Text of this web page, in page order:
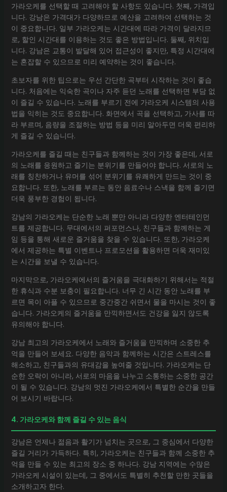
가라오케를 선택할 때 고려해야 할 사항도 있습니다. 첫째, 가격입
니다. 강남은 가격대가 다양하므로 예산을 고려하여 선택하는 것
이 중요합니다. 일부 가라오케는 시간대에 따라 가격이 달라지므
로, 할인 시간대를 이용하는 것도 좋은 방법입니다. 둘째, 위치입
니다. 강남은 교통이 발달해 있어 접근성이 좋지만, 특정 시간대에
는 혼잡할 수 있으므로 미리 예약하는 것이 좋습니다.
초보자를 위한 팁으로는 우선 간단한 곡부터 시작하는 것이 좋습
니다. 처음에는 익숙한 곡이나 자주 듣던 노래를 선택하면 부담 없
이 즐길 수 있습니다. 노래를 부르기 전에 가라오케 시스템의 사용
법을 익히는 것도 중요합니다. 화면에서 곡을 선택하고, 가사를 따
라 부르며, 음량을 조절하는 방법 등을 미리 알아두면 더욱 편리하
게 즐길 수 있습니다.
가라오케를 즐길 때는 친구들과 함께하는 것이 가장 좋은데, 서로
의 노래를 응원하고 즐기는 분위기를 만들어야 합니다. 서로의 노
래를 칭찬하거나 유머를 섞어 분위기를 유쾌하게 만드는 것이 중
요합니다. 또한, 노래를 부르는 동안 음료수나 스낵을 함께 즐기면
더욱 풍부한 경험이 됩니다.
강남의 가라오케는 단순한 노래 뿐만 아니라 다양한 엔터테인먼
트를 제공합니다. 무대에서의 퍼포먼스나, 친구들과 함께하는 게
임 등을 통해 새로운 즐거움을 찾을 수 있습니다. 또한, 가라오케
에서 제공하는 특별 이벤트나 프로모션을 활용하면 더욱 재미있
는 시간을 보낼 수 있습니다.
마지막으로, 가라오케에서의 즐거움을 극대화하기 위해서는 적절
한 휴식과 수분 보충이 필요합니다. 너무 긴 시간 동안 노래를 부
르면 목이 아플 수 있으므로 중간중간 쉬면서 물을 마시는 것이 좋
습니다. 가라오케의 즐거움을 만끽하면서도 건강을 잃지 않도록
유의해야 합니다.
강남 최고의 가라오케에서 노래와 즐거움을 만끽하며 소중한 추
억을 만들어 보세요. 다양한 음악과 함께하는 시간은 스트레스를
해소하고, 친구들과의 유대감을 높여줄 것입니다. 가라오케는 단
순한 오락이 아니라, 서로의 마음을 나누고 소통하는 소중한 공간
이 될 수 있습니다. 강남의 멋진 가라오케에서 특별한 순간을 만들
어 보시기 바랍니다.
4. 가라오케와 함께 즐길 수 있는 음식
강남은 언제나 젊음과 활기가 넘치는 곳으로, 그 중심에서 다양한
즐길 거리가 가득하다. 특히, 가라오케는 친구들과 함께 소중한 추
억을 만들 수 있는 최고의 장소 중 하나다. 강남 지역에는 수많은
가라오케 시설이 있는데, 그 중에서도 특별히 추천할 만한 곳들을
소개하고자 한다.